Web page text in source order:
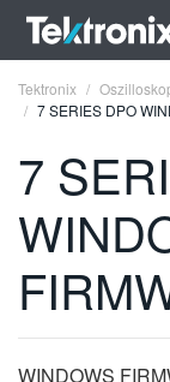
ENGLISH
FRANÇAIS
VIỆT NAM
Tektronix
7 SERIES DPO
7
WINDOWS